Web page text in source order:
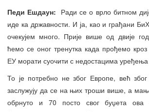
Педи Ешдаун: Ради се о врло битном
иде ка државности. И ја, као и грађани
очекујем много. Прије више од двије
ћемо се оног тренутка када прођемо кроз
ЕУ морати суочити с недостацима
То је потребно не због Европе, већ
заслужују да се на њих троши више, а
обрнуто и 70 посто свог буџета